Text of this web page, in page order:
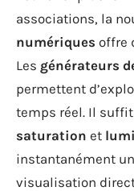
associations, la
numériques offre
Les générateurs
permettent
temps réel. Il
saturation et
instantanément
visualisation